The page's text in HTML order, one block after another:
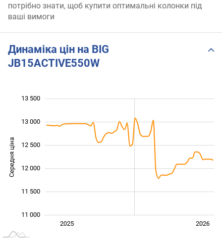
потрібно знати, щоб купити оптимальні колонки під
ваші вимоги
Динаміка цін на BIG
JB15ACTIVE550W
Середня ціна
11 000
11 500
12 000
12 500
13 000
13 500
2026
2025